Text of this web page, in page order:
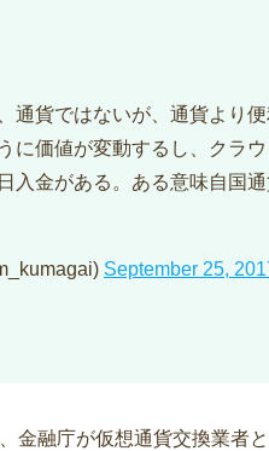
通貨ではないが、通貨より
に価値が変動するし、クラ
入金がある。ある意味自国
September 25,
金融庁が仮想通貨交換業者